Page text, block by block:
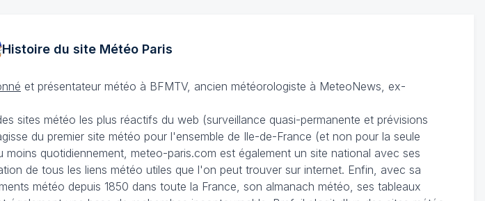
Histoire du site MétéoParis
et présentateur météo à BFMTV, ancien météorologiste à MeteoNews, ex-
sites météo les plus réactifs du web (surveillance quasi-permanente et prévisions
du premier site météo pour l'ensemble de Ile-de-France (et non pour la seule
moins quotidiennement, meteo-paris.com est également un site national avec ses
de tous les liens météo utiles que l'on peut trouver sur internet. Enfin, avec sa
météo depuis 1850 dans toute la France, son almanach météo, ses tableaux